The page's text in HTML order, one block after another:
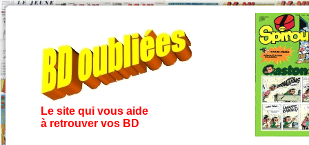
Le site qui vous aide
à retrouver vos BD